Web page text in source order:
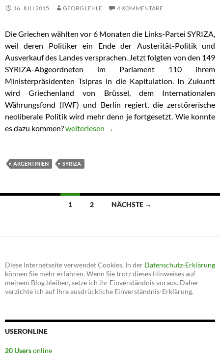
16. JULI 2015 GEORG LEHLE 4 KOMMENTARE
Die Griechen wählten vor 6 Monaten die Links-Partei SYRIZA,
weil deren Politiker ein Ende der Austerität-Politik und
Ausverkauf des Landes versprachen. Jetzt folgten von den 149
SYRIZA-Abgeordneten im Parlament 110 ihrem
Ministerpräsidenten Tsipras in die Kapitulation. In Zukunft
wird Griechenland von Brüssel, dem Internationalen
Währungsfond (IWF) und Berlin regiert, die zerstörerische
neoliberale Politik wird mehr denn je fortgesetzt. Wie konnte
es dazu kommen?SYRIZA in Griechenland: Auf die
weiterlesen →
ARGENTINIEN SYRIZA
1 2 NÄCHSTE →
Diese Internetseite verwendet Cookies. In der Datenschutz-Erklärung
können Sie mehr erfahren. Wenn Sie trotz dieses Hinweises auf
meinem Blog bleiben, setze ich ihr Einverständnis voraus. Daher
verzichte ich auf Ihre ausdrückliche Einverständnis-Erklärung.
USERONLINE
20 Usersonline